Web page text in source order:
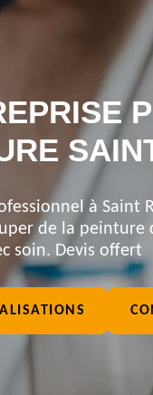
à Saint
de la
soin. Devis offert